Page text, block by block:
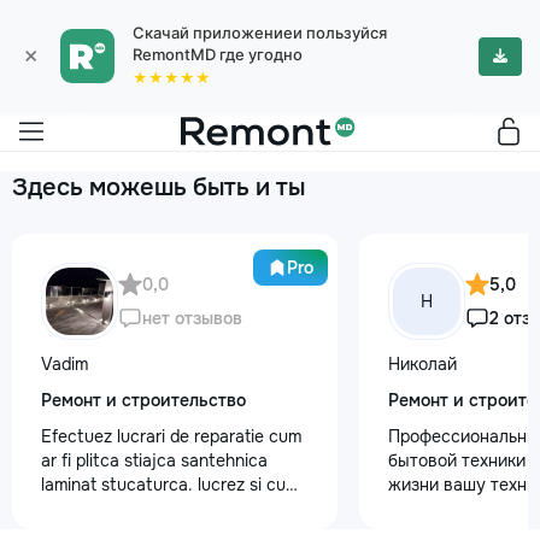
×
Скачай приложениеи пользуйся
RemontMD где угодно
★★★★★
Здесь можешь быть и ты
Pro
0,0
нет отзывов
Vadim
Ремонт и строительство
Efectuez lucrari de reparatie cum
ar fi plitca stiajca santehnica
laminat stucaturca. lucrez si cu
Н
5,0
2
Николай
Ремонт и
бытовой техники
жизни вашу